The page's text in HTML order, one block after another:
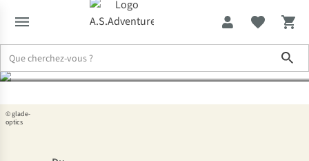
ski selon notre experte
© glade-
optics